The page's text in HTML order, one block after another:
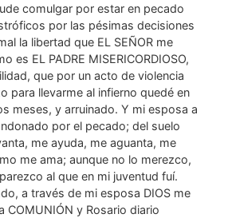
comulgar por estar en pecado
por las pésimas decisiones
la libertad que EL SEÑOR me
es EL PADRE MISERICORDIOSO,
que por un acto de violencia
para llevarme al infierno quedé en
meses, y arruinado. Y mi esposa a
por el pecado; del suelo
me ayuda, me aguanta, me
me ama; aunque no lo merezco,
al que en mi juventud fuí.
a través de mi esposa DIOS me
COMUNIÓN y Rosario diario